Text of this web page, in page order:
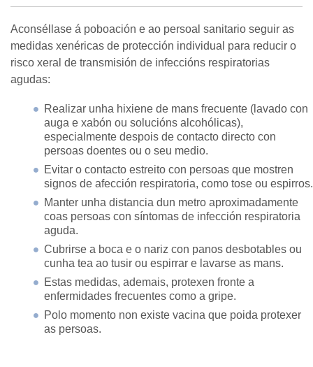
Aconséllase á poboación e ao persoal sanitario seguir as
medidas xenéricas de protección individual para reducir o
risco xeral de transmisión de infeccións respiratorias
agudas:
Realizar unha hixiene de mans frecuente (lavado con
auga e xabón ou solucións alcohólicas),
especialmente despois de contacto directo con
persoas doentes ou o seu medio.
Evitar o contacto estreito con persoas que mostren
signos de afección respiratoria, como tose ou espirros.
Manter unha distancia dun metro aproximadamente
coas persoas con síntomas de infección respiratoria
aguda.
Cubrirse a boca e o nariz con panos desbotables ou
cunha tea ao tusir ou espirrar e lavarse as mans.
Estas medidas, ademais, protexen fronte a
enfermidades frecuentes como a gripe.
Polo momento non existe vacina que poida protexer
as persoas.